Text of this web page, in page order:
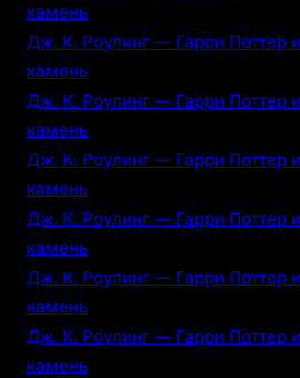
камень
Дж. К. Роулинг — Гарри Поттер
камень
Дж. К. Роулинг — Гарри Поттер
камень
Дж. К. Роулинг — Гарри Поттер
камень
Дж. К. Роулинг — Гарри Поттер
камень
Дж. К. Роулинг — Гарри Поттер
камень
Дж. К. Роулинг — Гарри Поттер
камень